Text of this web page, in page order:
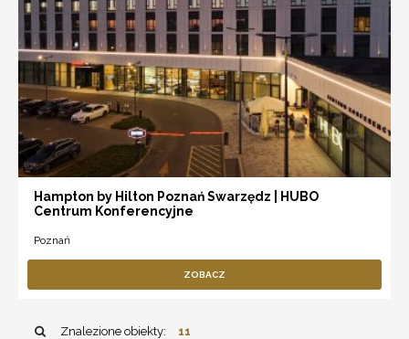
Hampton by Hilton Poznań Swarzędz | HUBO
Centrum Konferencyjne
Poznań
ZOBACZ
Znalezione obiekty: 11